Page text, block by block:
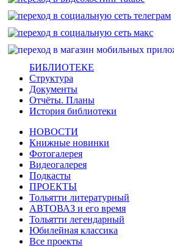
БИБЛИОТЕКЕ
Структура
Документы
Отчёты. Планы
История библиотеки
НОВОСТИ
Книжные новинки
Фотогалерея
Видеогалерея
Подкасты
ПРОЕКТЫ
Тольятти литературный
АВТОВАЗ и его время
Тольятти легендарный
Юбилейная классика
Все проекты